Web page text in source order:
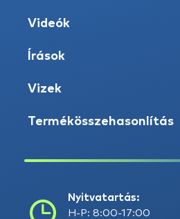
Videók
Írások
Vizek
Termékösszehasonlítás
Nyitvatartás:
H-P: 8:00-17:00